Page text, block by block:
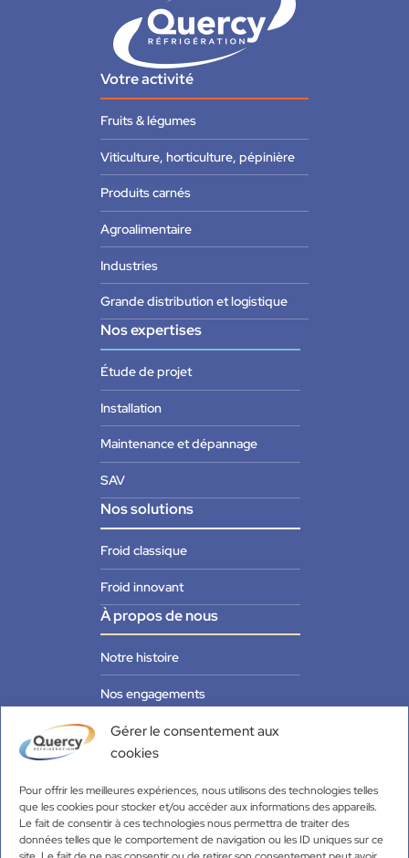
Gérer le consentement aux
cookies
Pour offrir les meilleures expériences, nous utilisons des technologies telles
que les cookies pour stocker et/ou accéder aux informations des appareils.
Le fait de consentir à ces technologies nous permettra de traiter des
données telles que le comportement de navigation ou les ID uniques sur ce
Votre activité
Fruits & légumes
Viticulture, horticulture, pépinière
Produits carnés
Agroalimentaire
Industries
Grande distribution et logistique
Nos expertises
Étude de projet
Installation
Maintenance et dépannage
SAV
Nos solutions
Froid classique
Froid innovant
À propos de nous
Notre histoire
Nos engagements
Nous rejoindre
Actualités
Quercy Réfrigération
ZI Saint-Michel, Rue des Cerises